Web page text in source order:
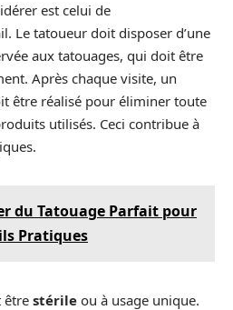
est celui de
Le tatoueur doit disposer d’une
aux tatouages, qui doit être
Après chaque visite, un
être réalisé pour éliminer toute
utilisés. Ceci contribue à
du Tatouage Parfait pour
Pratiques
être stérile ou à usage unique.